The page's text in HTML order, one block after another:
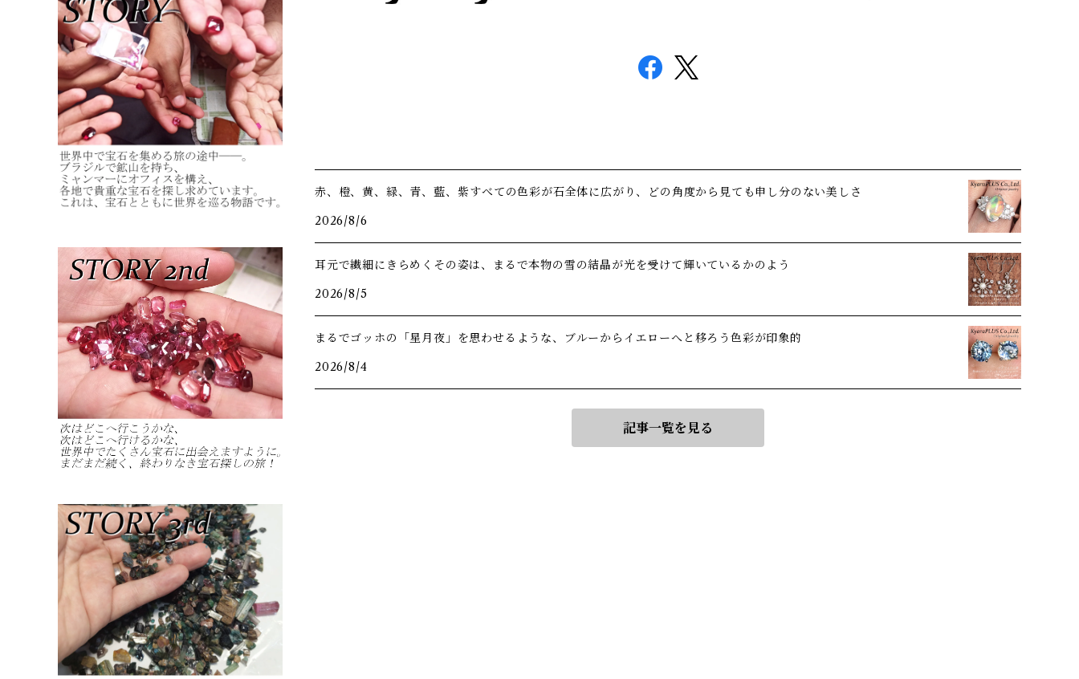
赤、橙、黄、緑、青、藍、紫――すべての色彩が石全体に広がり、どの角度から見ても申し分のない美しさ
2026/8/6
耳元で繊細にきらめくその姿は、まるで本物の雪の結晶が光を受けて輝いているかのよう
2026/8/5
まるでゴッホの「星月夜」を思わせるような、ブルーからイエローへと移ろう色彩が印象的
2026/8/4
記事一覧を見る